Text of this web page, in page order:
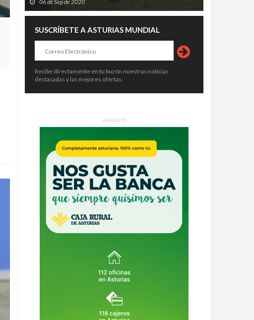
06 de Sep de 2020
SUSCRÍBETE A ASTURIAS MUNDIAL
Recibe directamente en tu buzón nuestras noticias
destacadas y las mejores ofertas.
ANUNCIO